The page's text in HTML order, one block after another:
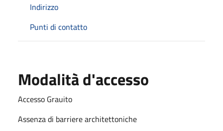
Indirizzo
Punti di contatto
Modalità d'accesso
Accesso Grauito
Assenza di barriere architettoniche